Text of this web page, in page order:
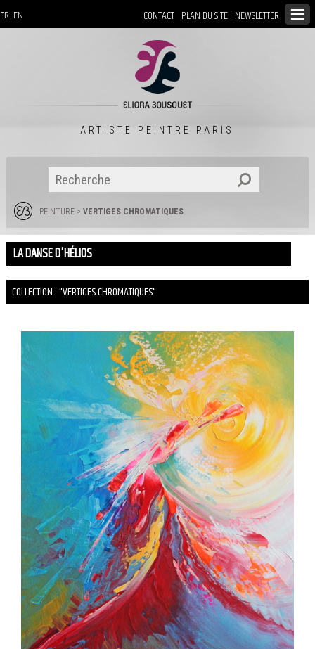
CONTACT PLAN DU SITE NEWSLETTER
FR EN
ARTISTE PEINTRE PARIS
PEINTURE> VERTIGES CHROMATIQUES
LA DANSE D'HÉLIOS
COLLECTION : "VERTIGES CHROMATIQUES"